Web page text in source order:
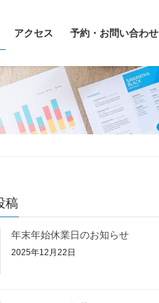
アクセス 予約・お問い合わせ
稿
年末年始休業日のお知らせ
2025年12月22日